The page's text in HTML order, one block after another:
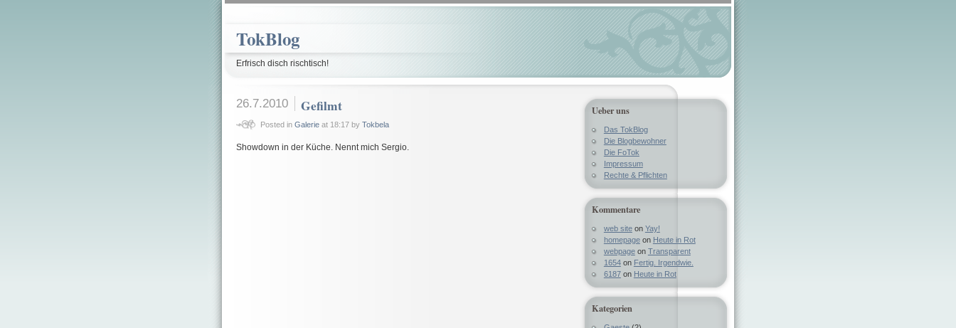
TokBlog
Erfrisch disch rischtisch!
26.7.2010 Gefilmt
Posted in Galerieat 18:17 by Tokbela
Showdown in der Küche. Nennt mich Sergio.
Ueber uns
Das TokBlog
Die Blogbewohner
Die FoTok
Impressum
Rechte & Pflichten
Kommentare
web siteon Yay!
homepageon Heute in Rot
webpageon Transparent
1654on Fertig. Irgendwie.
6187on Heute in Rot
Kategorien